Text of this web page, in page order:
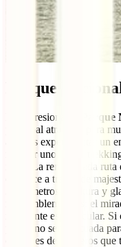
Parque
El impresionante
principal atractivo para
anhelas experimentar un
realizar uno de los
ideal. La renombrada
conduce a través de
3000 metros de altura y
más emblemáticos: el
realmente espectacular.
puede no ser adecuada
opciones de senderos